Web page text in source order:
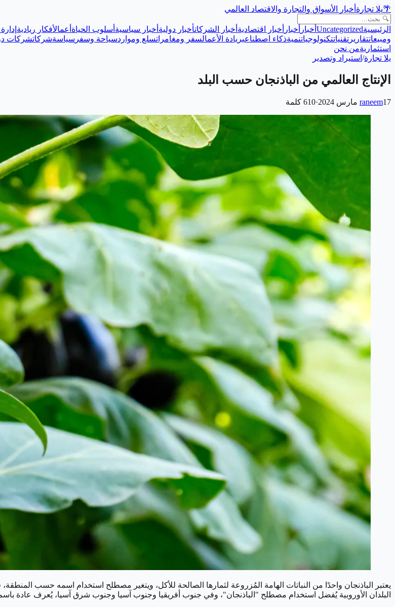
🌴يلا تجارة أخبار الأسواق والتجارة والاقتصاد العالمي
الرئيسيةUncategorized أخبار أخبار أخبار اقتصادية أخبار الشركاتأخبار دولية أخبار سياسية أسلوب الحياة أعمالأفكار ريادية
ومبيعاتتقارير تقنياتتكنولوجياتنميةذكاء اصطناعيريادة الأعمالسفر ومغامراتسلع ومواردسياحة وسفر سياسةشركاتشركات
استثماريةمن نحن
يلا تجارة/ استيراد وتصدير
الإنتاج العالمي من الباذنجان حسب البلد
raneem17 مارس 2024 ·
610 كلمة
يعتبر الباذنجان واحدًا من النباتات الهامة المُزروعة لثمارها الصالحة للأكل، ويتغير مصطلح استخدام اسمه حسب المنطقة،
البلدان الأوروبية يُفضل استخدام مصطلح "الباذنجان"، وفي جنوب أفريقيا وجنوب آسيا وجنوب شرق آسيا، يُعرف عادة